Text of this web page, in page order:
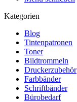
Kategorien
Blog
Tintenpatronen
Toner
Bildtrommeln
Druckerzubehör
Farbbänder
Schriftbänder
Bürobedarf